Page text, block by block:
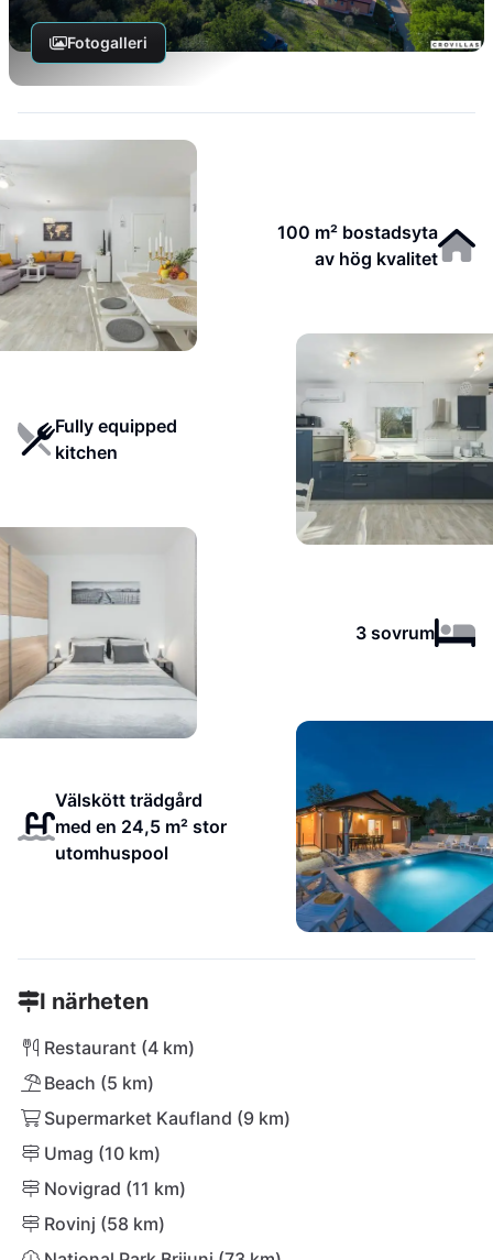
Fotogalleri
100 m² bostadsyta
av hög kvalitet
Fully equipped
kitchen
3 sovrum
Välskött trädgård
med en 24,5 m² stor
utomhuspool
I närheten
Restaurant (4 km)
Beach (5 km)
Supermarket Kaufland (9 km)
Umag (10 km)
Novigrad (11 km)
Rovinj (58 km)